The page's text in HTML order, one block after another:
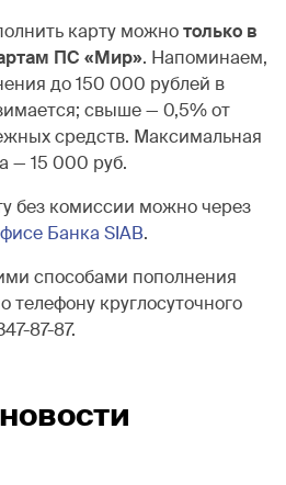
карту можнотолько в
ПС «Мир». Напоминаем,
до 150 000 рублей в
свыше — 0,5% от
средств. Максимальная
— 15 000 руб.
без комиссии можно через
Банка SIAB.
способами пополнения
телефону круглосуточного
87-87.